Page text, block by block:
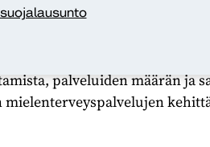
ihmisistä, joilla on
saatavuus, korkeat
muun muassa
palveluiden määrän ja